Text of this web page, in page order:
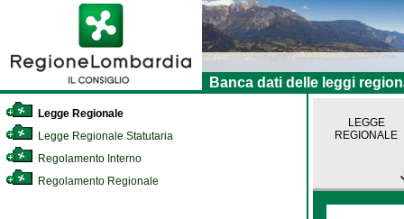
Banca dati delle leggi
Legge Regionale
Legge Regionale Statutaria
Regolamento Interno
Regolamento Regionale
LEGGE
REGIONALE